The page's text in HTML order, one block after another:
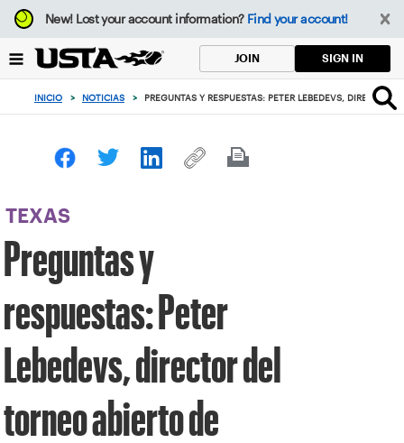
Enfoque
desde
botón
volver
principio
New!Lost your account information? Find your account!
JOIN SIGN IN
INICIO > NOTICIAS > PREGUNTAS Y RESPUESTAS: PETER LEBEDEVS, DIRECTOR
TEXAS
Preguntas y
respuestas: Peter
Lebedevs, director del
torneo abierto de